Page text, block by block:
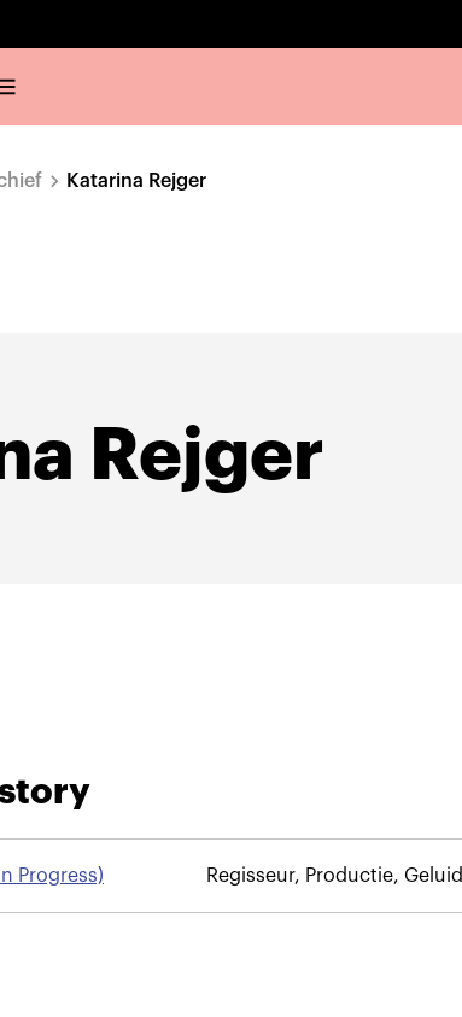
Katarina Rejger
Rejger
Progress) Regisseur, Productie, Geluid